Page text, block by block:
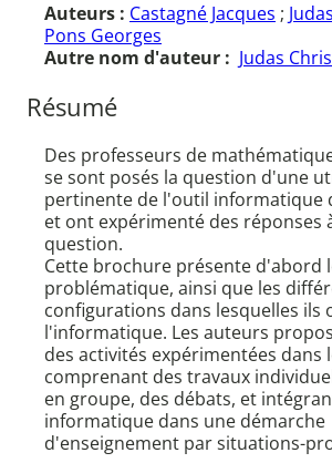
Auteurs : Castagné Jacques ;
Pons Georges
Autre nom d'auteur : Judas
Résumé
Des professeurs de
se sont posés la question d'une
pertinente de l'outil informatique
et ont expérimenté des réponses
question.
Cette brochure présente d'abord
problématique, ainsi que les
configurations dans lesquelles ils
l'informatique. Les auteurs
des activités expérimentées dans
comprenant des travaux
en groupe, des débats, et
informatique dans une démarche
d'enseignement par situations-